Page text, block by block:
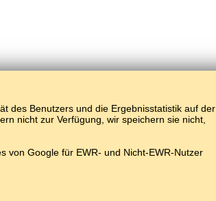
des Benutzers und die Ergebnisstatistik auf der
nicht zur Verfügung, wir speichern sie nicht,
von Google für EWR- und Nicht-EWR-Nutzer